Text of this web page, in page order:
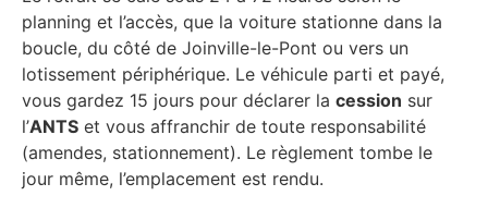
planning et l’accès, que la voiture stationne dans la
boucle, du côté de Joinville-le-Pont ou vers un
lotissement périphérique. Le véhicule parti et payé,
vous gardez 15 jours pour déclarer la cession sur
l’ANTS et vous affranchir de toute responsabilité
(amendes, stationnement). Le règlement tombe le
jour même, l’emplacement est rendu.